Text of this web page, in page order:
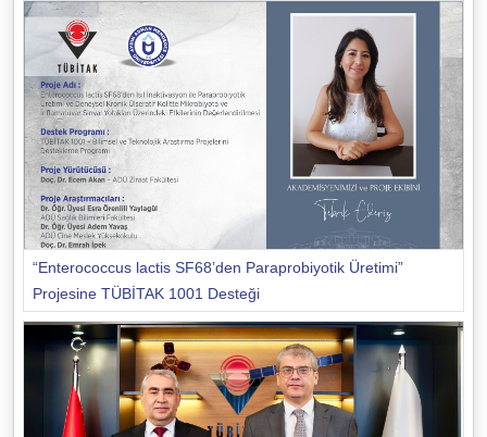
“Enterococcus lactis SF68’den Paraprobiyotik Üretimi”
Projesine TÜBİTAK 1001 Desteği